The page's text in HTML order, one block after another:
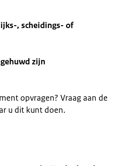
, scheidings- of
zijn
opvragen? Vraag aan de
u dit kunt doen.